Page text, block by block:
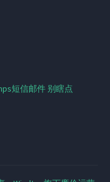
短信邮件 别瞎点